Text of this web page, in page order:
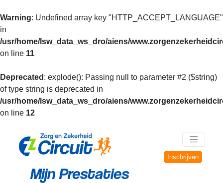
Warning: Undefined array key "HTTP_ACCEPT_LANGUAGE"
in
/usr/home/lsw_data_ws_dro/aiens/
on line 11
Deprecated : explode(): Passing null to parameter #2 ($string)
of type string is deprecated in
/usr/home/lsw_data_ws_dro/aiens/
on line 12
Inschrijven
Mijn Prestaties